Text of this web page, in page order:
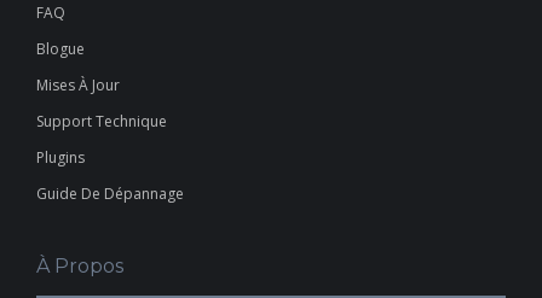
FAQ
Blogue
Mises À Jour
Support Technique
Plugins
Guide De Dépannage
À Propos